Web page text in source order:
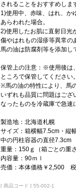
されることをおすすめしま
1)使用中、赤味、はれ、か
あらわれた場合。
2)使用したお肌に直射日光
傷やはれもの湿疹等異常の
馬の油は防腐剤等を添加し
保管上の注意：※使用後は
ところで保管してくださ
※馬の油の特性により、馬
いずれも品質に問題はござ
なったものを冷蔵庫で急速
製造地：北海道札幌
サイズ：箱横幅7.5cm・縦
中の円柱容器の直径7.3cm
重量：150ｇ（箱ごとの重さ
内容量：90ｍｌ
売価：本体価格￥2,500
[ 商品コード ] 55-002-1